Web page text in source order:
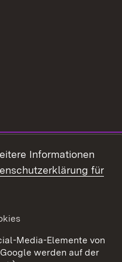
Informationen
für
Media-Elemente von
werden auf der